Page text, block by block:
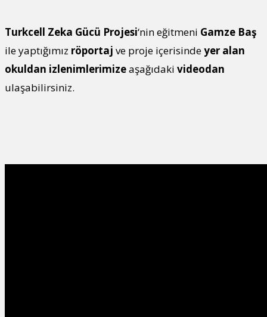
Turkcell Zeka Gücü Projesi‘nin eğitmeni Gamze Baş
ile yaptığımız röportaj ve proje içerisindeyer alan
okuldan izlenimlerimizeaşağıdaki videodan
ulaşabilirsiniz.